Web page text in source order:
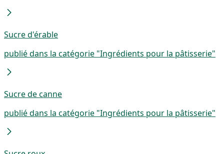
Sucre d'érable
publié dans la catégorie "Ingrédients pour la pâtisserie"
Sucre de canne
publié dans la catégorie "Ingrédients pour la pâtisserie"